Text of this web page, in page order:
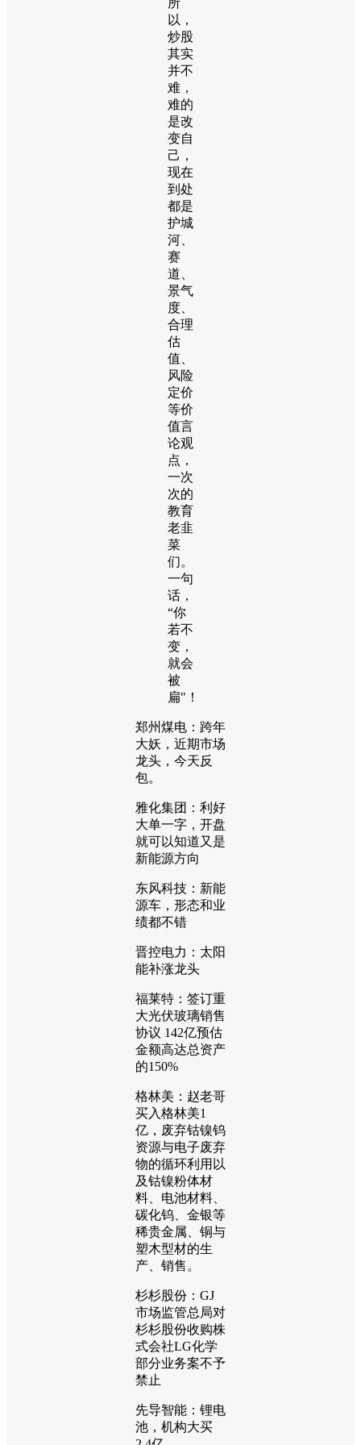
以，
炒股
其实
并不
难，
难的
是改
变自
己，
现在
到处
都是
护城
河、
赛
道、
景气
度、
合理
估
值、
风险
定价
等价
值言
论观
点，
一次
次的
教育
老韭
菜
们。
一句
话，
“你
若不
变，
就会
被
扁"！
郑州煤电：跨年
大妖，近期市场
龙头，今天反
包。
雅化集团：利好
大单一字，开盘
就可以知道又是
新能源方向
东风科技：新能
源车，形态和业
绩都不错
晋控电力：太阳
能补涨龙头
福莱特：签订重
大光伏玻璃销售
协议 142亿预估
金额高达总资产
的150%
格林美：赵老哥
买入格林美1
亿，废弃钴镍钨
资源与电子废弃
物的循环利用以
及钴镍粉体材
料、电池材料、
碳化钨、金银等
稀贵金属、铜与
塑木型材的生
产、销售。
杉杉股份：GJ
市场监管总局对
杉杉股份收购株
式会社LG化学
部分业务案不予
禁止
先导智能：锂电
池，机构大买